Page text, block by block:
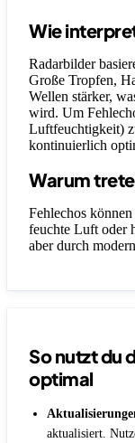
Wie
Radarbilder
Große Tropfen,
Wellen stärker,
wird. Um
Luftfeuchtigkeit)
kontinuierlich
Warum
Fehlechos
feuchte Luft oder
aber durch
So nutzt du
optimal
aktualisiert.